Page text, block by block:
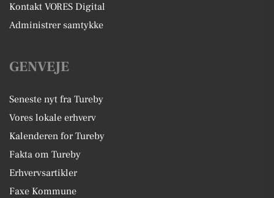
Kontakt VORES Digital
Administrer samtykke
GENVEJE
Seneste nyt fra Tureby
Vores lokale erhverv
Kalenderen for Tureby
Fakta om Tureby
Erhvervsartikler
Faxe Kommune